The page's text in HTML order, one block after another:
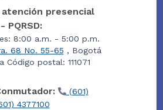
atención presencial
PQRSD:
8:00 a.m. - 5:00 p.m.
68 No. 55-65 , Bogotá
Código postal: 111071
(601)
4377100